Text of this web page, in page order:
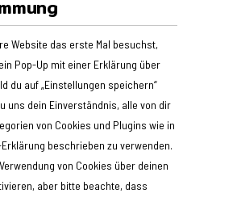
Website das erste Mal besuchst,
Pop-Up mit einer Erklärung über
du auf „Einstellungen speichern“
uns dein Einverständnis, alle von dir
von Cookies und Plugins wie in
beschrieben zu verwenden.
von Cookies über deinen
aber bitte beachte, dass